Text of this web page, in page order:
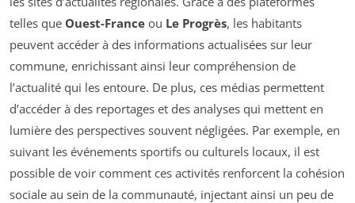
telles que Ouest-France ou Le Progrès, les habitants
peuvent accéder à des informations actualisées sur leur
commune, enrichissant ainsi leur compréhension de
l’actualité qui les entoure. De plus, ces médias permettent
d’accéder à des reportages et des analyses qui mettent en
lumière des perspectives souvent négligées. Par exemple, en
suivant les événements sportifs ou culturels locaux, il est
possible de voir comment ces activités renforcent la cohésion
sociale au sein de la communauté, injectant ainsi un peu de